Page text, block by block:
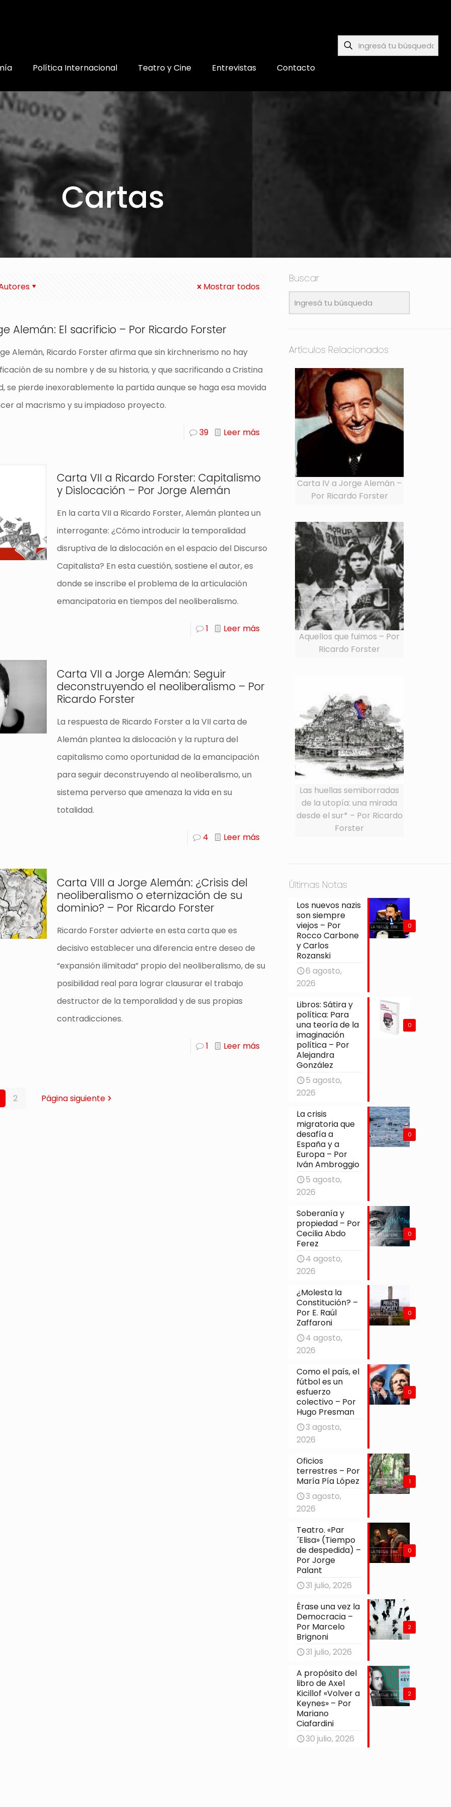
Política Internacional Teatro y Cine Entrevistas Contacto
Cartas
Mostrar todos
Alemán: El sacrificio – Por Ricardo Forster
Alemán, Ricardo Forster afirma que sin kirchnerismo no hay
de su nombre y de su historia, y que sacrificando a Cristina
se pierde inexorablemente la partida aunque se haga esa movida
al macrismo y su impiadoso proyecto.
39 Leer más
Carta VII a Ricardo Forster: Capitalismo
y Dislocación – Por Jorge Alemán
En la carta VII a Ricardo Forster, Alemán plantea un
interrogante: ¿Cómo introducir la temporalidad
disruptiva de la dislocación en el espacio del Discurso
Capitalista? En esta cuestión, sostiene el autor, es
donde se inscribe el problema de la articulación
emancipatoria en tiempos del neoliberalismo.
1 Leer más
Carta VII a Jorge Alemán: Seguir
deconstruyendo el neoliberalismo – Por
Ricardo Forster
La respuesta de Ricardo Forster a la VII carta de
Alemán plantea la dislocación y la ruptura del
capitalismo como oportunidad de la emancipación
para seguir deconstruyendo al neoliberalismo, un
sistema perverso que amenaza la vida en su
totalidad.
4 Leer más
Carta VIII a Jorge Alemán: ¿Crisis del
neoliberalismo o eternización de su
dominio? – Por Ricardo Forster
Ricardo Forster advierte en esta carta que es
decisivo establecer una diferencia entre deseo de
“expansión ilimitada” propio del neoliberalismo, de su
posibilidad real para lograr clausurar el trabajo
destructor de la temporalidad y de sus propias
contradicciones.
1 Leer más
2 Página siguiente
Buscar
Artículos Relacionados
Carta IV a Jorge Alemán –
Por Ricardo Forster
Aquellos que fuimos – Por
Ricardo Forster
Las huellas semiborradas
de la utopía: una mirada
desde el sur* – Por Ricardo
Forster
Últimas Notas
0
Los nuevos nazis
son siempre
viejos – Por
Rocco Carbone
y Carlos
Rozanski
6 agosto,
2026
0
Libros: Sátira y
política: Para
una teoría de la
imaginación
política – Por
Alejandra
González
5 agosto,
2026
0
La crisis
migratoria que
desafía a
España y a
Europa – Por
Iván Ambroggio
5 agosto,
2026
0
Soberanía y
propiedad – Por
Cecilia Abdo
Ferez
4 agosto,
2026
0
¿Molesta la
Constitución? –
Por E. Raúl
Zaffaroni
4 agosto,
2026
0
Como el país, el
fútbol es un
esfuerzo
colectivo – Por
Hugo Presman
3 agosto,
2026
1
Oficios
terrestres – Por
María Pía López
3 agosto,
2026
0
Teatro. «Par
´Elisa» (Tiempo
de despedida) –
Por Jorge
Palant
31 julio, 2026
2
Érase una vez la
Democracia –
Por Marcelo
Brignoni
31 julio, 2026
2
A propósito del
libro de Axel
Kicillof «Volver a
Keynes» – Por
Mariano
Ciafardini
30 julio, 2026